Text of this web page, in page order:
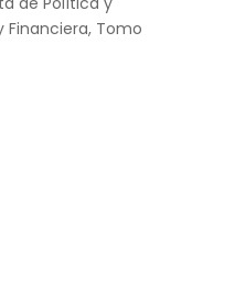
Financiera, Tomo